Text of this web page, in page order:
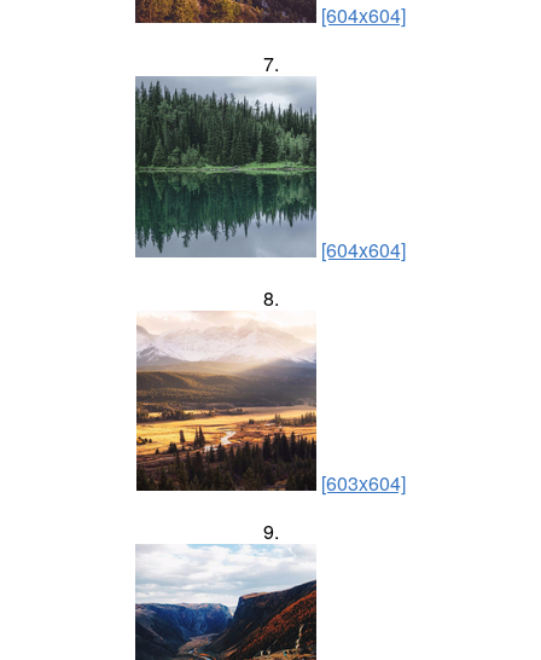
[604x604]
7.
[604x604]
8.
[603x604]
9.